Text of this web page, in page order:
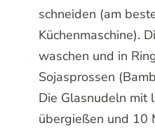
schneiden (am
Küchenmaschine).
waschen und in
Sojasprossen
Die Glasnudeln mit
übergießen und 10